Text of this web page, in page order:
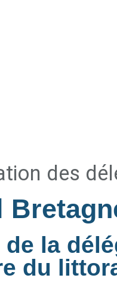
des
de la
du